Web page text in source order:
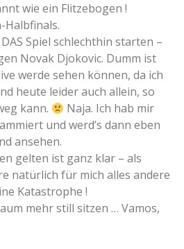
wie ein Flitzebogen !
Halbfinals.
Spiel schlechthin starten –
Novak Djokovic. Dumm ist
werde sehen können, da ich
heute leider auch allein, so
kann.
Naja. Ich hab mir
und werd’s dann eben
ansehen.
gelten ist ganz klar – als
natürlich für mich alles andere
Katastrophe !
mehr still sitzen … Vamos,